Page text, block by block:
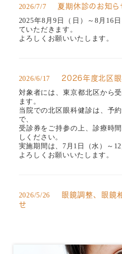
2026/7/7
夏期休診のお知ら
2025年8月9日（日）～8月16
ていただきます。
よろしくお願いいたします。
2026/6/17
2026年度北区眼
対象者には、東京都北区から
ます。
当院での北区眼科健診は、予
で、
受診券をご持参の上、診療時
しください。
実施期間は、7月1日（水）～12
よろしくお願いいたします。
2026/5/26
眼鏡調整、眼鏡
せ
惑をおかけしますが、よろし